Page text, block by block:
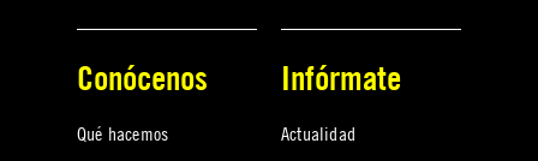
Conócenos
Qué hacemos
Infórmate
Actualidad